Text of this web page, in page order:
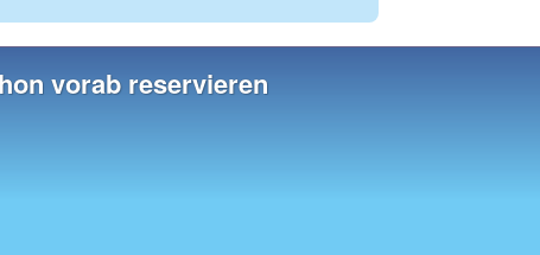
vorab reservieren